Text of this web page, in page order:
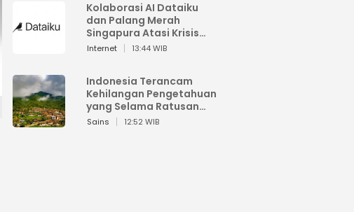
Kolaborasi AI Dataiku
dan Palang Merah
Singapura Atasi Krisis
Bencana
Internet 13:44 WIB
Indonesia Terancam
Kehilangan Pengetahuan
yang Selama Ratusan
Tahun Menjaga Alam
Sains 12:52 WIB